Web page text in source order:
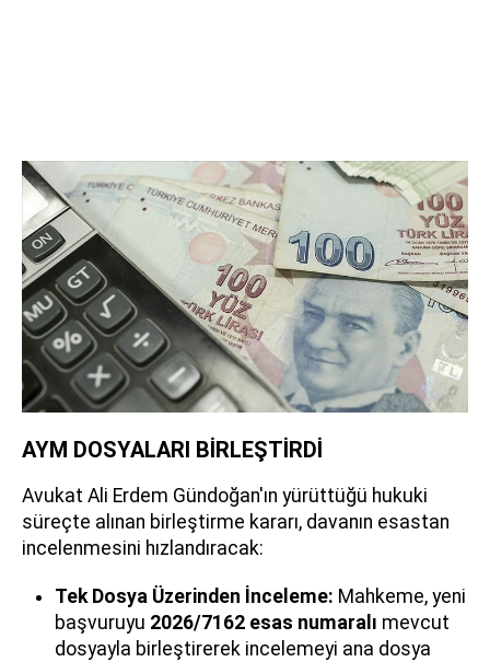
AYM DOSYALARI BİRLEŞTİRDİ
Avukat Ali Erdem Gündoğan'ın yürüttüğü hukuki
süreçte alınan birleştirme kararı, davanın esastan
incelenmesini hızlandıracak:
Tek Dosya Üzerinden İnceleme: Mahkeme, yeni
başvuruyu 2026/7162 esas numaralı mevcut
dosyayla birleştirerek incelemeyi ana dosya